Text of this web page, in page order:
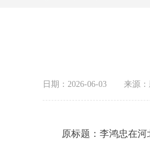
日期：2026-06-03 来源：
原标题：李鸿忠在河